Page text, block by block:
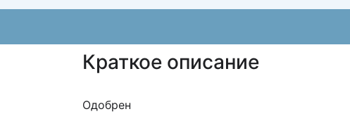
Краткое описание
Одобрен